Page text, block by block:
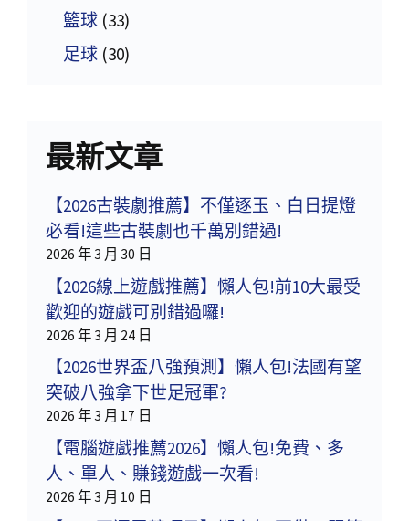
籃球 (33)
足球 (30)
最新文章
【2026古裝劇推薦】不僅逐玉、白日提燈
必看!這些古裝劇也千萬別錯過!
2026 年 3 月 30 日
【2026線上遊戲推薦】懶人包!前10大最受
歡迎的遊戲可別錯過囉!
2026 年 3 月 24 日
【2026世界盃八強預測】懶人包!法國有望
突破八強拿下世足冠軍?
2026 年 3 月 17 日
【電腦遊戲推薦2026】懶人包!免費、多
人、單人、賺錢遊戲一次看!
2026 年 3 月 10 日